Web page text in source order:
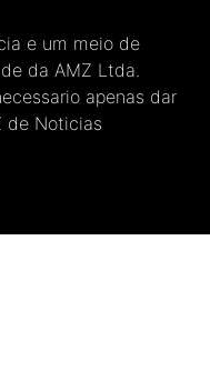
e um meio de
da AMZ Ltda.
apenas dar
de Noticias